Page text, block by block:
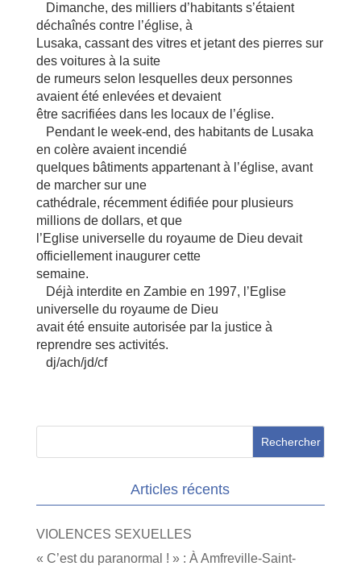
Dimanche, des milliers d’habitants s’étaient
déchaînés contre l’église, à
Lusaka, cassant des vitres et jetant des pierres sur
des voitures à la suite
de rumeurs selon lesquelles deux personnes
avaient été enlevées et devaient
être sacrifiées dans les locaux de l’église.
Pendant le week-end, des habitants de Lusaka
en colère avaient incendié
quelques bâtiments appartenant à l’église, avant
de marcher sur une
cathédrale, récemment édifiée pour plusieurs
millions de dollars, et que
l’Eglise universelle du royaume de Dieu devait
officiellement inaugurer cette
semaine.
Déjà interdite en Zambie en 1997, l’Eglise
universelle du royaume de Dieu
avait été ensuite autorisée par la justice à
reprendre ses activités.
dj/ach/jd/cf
Articles récents
VIOLENCES SEXUELLES
« C’est du paranormal ! » : À Amfreville-Saint-